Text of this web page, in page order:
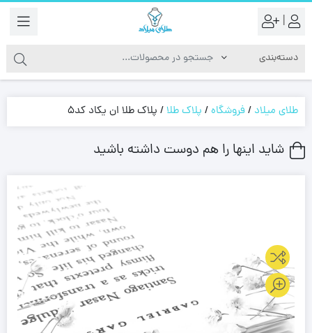
|
طلای میلاد /فروشگاه/ پلاک طلا/ پلاک طلا ان یکاد کد5
شاید اینها را هم دوست داشته باشید